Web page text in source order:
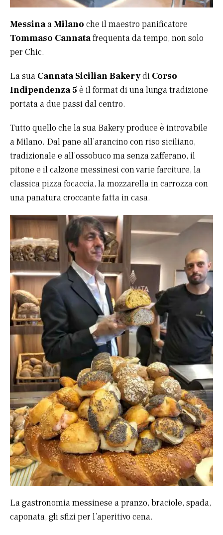
MessinaaMilano che il maestro panificatore
Tommaso Cannatafrequenta da tempo, non solo
per Chic.
La sua Cannata Sicilian Bakerydi Corso
Indipendenza 5 è il format di una lunga tradizione
portata a due passi dal centro.
Tutto quello che la sua Bakery produce è introvabile
a Milano. Dal pane all’arancino con riso siciliano,
tradizionale e all’ossobuco ma senza zafferano, il
pitone e il calzone messinesi con varie farciture, la
classica pizza focaccia, la mozzarella in carrozza con
una panatura croccante fatta in casa.
La gastronomia messinese a pranzo, braciole, spada,
caponata, gli sfizi per l’aperitivo cena.